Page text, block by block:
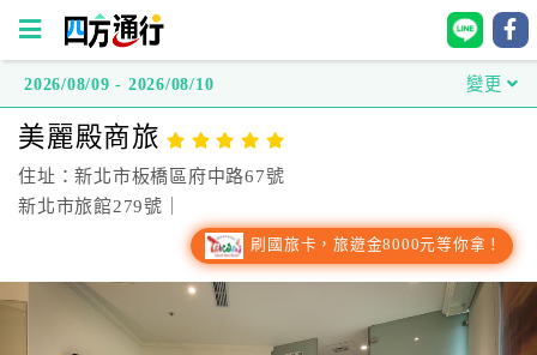
方
通
行
2026/08/09 - 2026/08/10 變更
美麗殿商旅
住址：新北市板橋區府中路67號
新北市旅館279號｜
刷國旅卡，旅遊金8000元等你拿！